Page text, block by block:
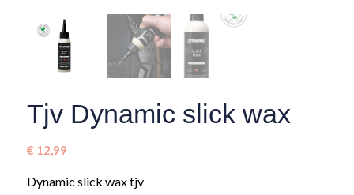
Tjv Dynamic slick wax
€ 12,99
Dynamic slick wax tjv